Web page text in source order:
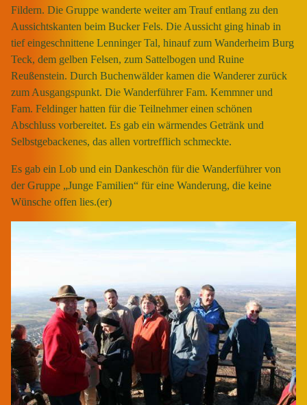
Fildern. Die Gruppe wanderte weiter am Trauf entlang zu den
Aussichtskanten beim Bucker Fels. Die Aussicht ging hinab in
tief eingeschnittene Lenninger Tal, hinauf zum Wanderheim Burg
Teck, dem gelben Felsen, zum Sattelbogen und Ruine
Reußenstein. Durch Buchenwälder kamen die Wanderer zurück
zum Ausgangspunkt. Die Wanderführer Fam. Kemmner und
Fam. Feldinger hatten für die Teilnehmer einen schönen
Abschluss vorbereitet. Es gab ein wärmendes Getränk und
Selbstgebackenes, das allen vortrefflich schmeckte.
Es gab ein Lob und ein Dankeschön für die Wanderführer von
der Gruppe „Junge Familien“ für eine Wanderung, die keine
Wünsche offen lies.(er)